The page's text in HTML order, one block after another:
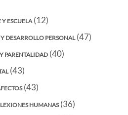
ESCUELA (12)
DESARROLLO PERSONAL(47)
PARENTALIDAD (40)
(43)
(43)
HUMANAS(36)